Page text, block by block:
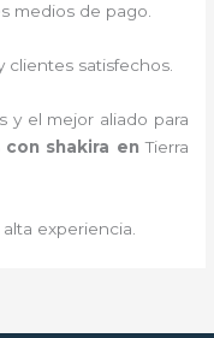
medios de pago.
clientes satisfechos.
y el mejor aliado para
shakira enTierra
experiencia.